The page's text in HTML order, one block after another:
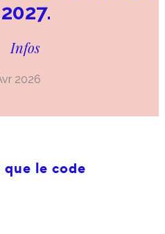
Infos
2026
que le code